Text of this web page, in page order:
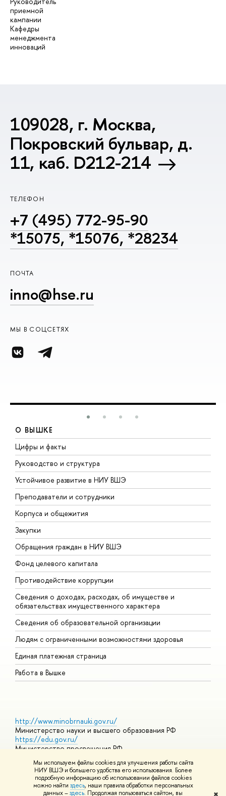
Мы используем файлы cookies для улучшения работы сайта
НИУ ВШЭ и большего удобства его использования. Более
подробную информацию об использовании файлов cookies
можно найти здесь, наши правила обработки персональных
данных –здесь. Продолжая пользоваться сайтом, вы
приемной
кампании
Кафедры
менеджмента
инноваций
109028, г. Москва,
Покровский бульвар, д.
11, каб. D212-214
ТЕЛЕФОН
+7 (495) 772-95-90
*15075, *15076, *28234
ПОЧТА
inno@hse.ru
МЫ В СОЦСЕТЯХ
О ВЫШКЕ
Цифры и факты
Руководство и структура
Устойчивое развитие в НИУ ВШЭ
Преподаватели и сотрудники
Корпуса и общежития
Закупки
Обращения граждан в НИУ ВШЭ
Фонд целевого капитала
Противодействие коррупции
Сведения о доходах, расходах, об имуществе и
обязательствах имущественного характера
Сведения об образовательной организации
Людям с ограниченными возможностями здоровья
Единая платежная страница
Работа в Вышке
http://www.minobrnauki.gov.ru/
Министерство науки и высшего образования РФ
https://edu.gov.ru/
Министерство просвещения РФ
https://elearning.hse.ru/mooc
Массовые открытые онлайн-курсы